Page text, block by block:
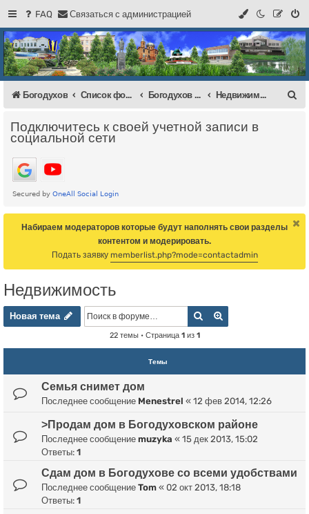
FAQ Связаться с администрацией
Регистрация
Форум Богодухова
Богодухов
Богодухов Список форумов Богодухов Балка Недвижимость
Подключитесь к своей учетной записи в
социальной сети
Набираем модераторов которые будут наполнять свои разделы
контентом и модерировать.
Подать заявку memberlist.php?mode=contactadmin
Недвижимость
Новая тема
Новая тема Поиск
22 темы • Страница 1из 1
Темы
Семья снимет дом
Последнее сообщение Menestrel « 12 фев 2014, 12:26
>Продам дом в Богодуховском районе
Последнее сообщение muzyka « 15 дек 2013, 15:02
Ответы: 1
Сдам дом в Богодухове со всеми удобствами
Последнее сообщение Tom « 02 окт 2013, 18:18
Ответы: 1